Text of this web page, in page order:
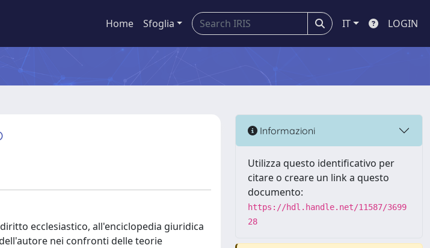
Home Sfoglia IT LOGIN
ecclesiastico, all'enciclopedia giuridica
nei confronti delle teorie
Informazioni
Utilizza questo identificativo per
citare o creare un link a questo
documento:
https://hdl.handle.net/11587/3699
28